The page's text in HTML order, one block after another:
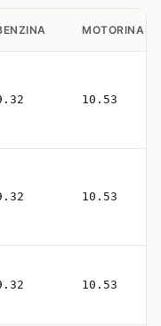
MOTORINA
10.53
10.53
10.53